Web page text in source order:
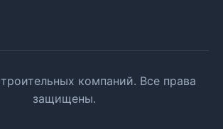
компаний. Все права
защищены.